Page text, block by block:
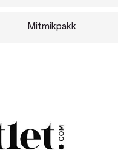
Mitmikpakk